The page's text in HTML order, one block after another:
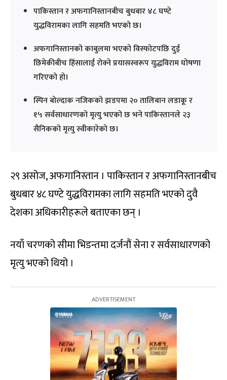
पाकिस्तान र अफगानिस्तानबीच बुधबार ४८ घण्टे
युद्धविरामका लागि सहमति भएको छ।
अफगानिस्तानको काबुलमा भएको विस्फोटपछि दुई
छिमेकीबीच हिंसालाई रोक्ने प्रयासस्वरूप युद्धविराम घोषणा
गरिएको हो।
स्पिन बोल्दाक नजिकको झडपमा २० तालिबान लडाकू र
१५ सर्वसाधारणको मृत्यु भएको छ भने पाकिस्तानले २३
सैनिकको मृत्यु स्वीकारेको छ।
२९ असोज, अफगानिस्तान । पाकिस्तान र अफगानिस्तानबीच
बुधबार ४८ घण्टे युद्धविरामका लागि सहमति भएको दुवै
देशका अधिकारीहरूले बताएका छन् ।
नयाँ चरणको सीमा भिडन्तमा दर्जनौं सेना र सर्वसाधारणको
मृत्यु भएको थियो ।